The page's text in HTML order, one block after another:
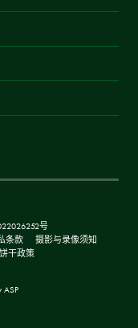
号
条款
摄影与录像须知
饼干政策
ASP